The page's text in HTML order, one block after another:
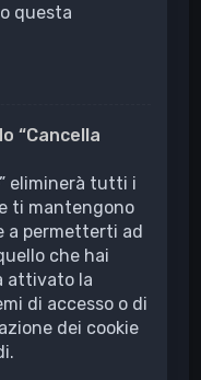
questa
“Cancella
eliminerà tutti i
ti mantengono
a permetterti ad
che hai
attivato la
di accesso o di
dei cookie